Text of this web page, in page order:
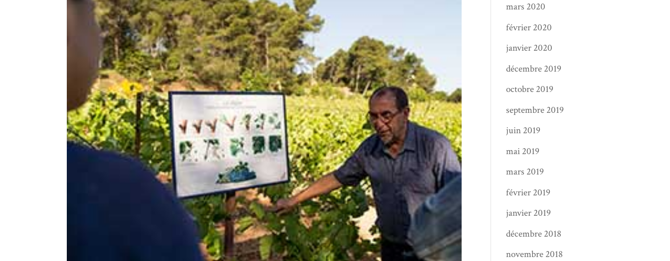
mars 2020
février 2020
janvier 2020
décembre 2019
octobre 2019
septembre 2019
juin 2019
mai 2019
mars 2019
février 2019
janvier 2019
décembre 2018
novembre 2018